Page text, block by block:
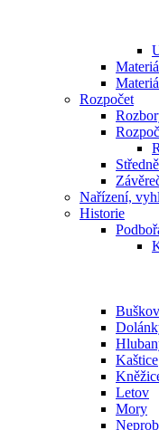
Rozpočet
Nařízení,
Historie
Kaštice
Letov
Mory